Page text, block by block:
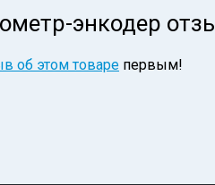
энкодер
об этом товаре первым!